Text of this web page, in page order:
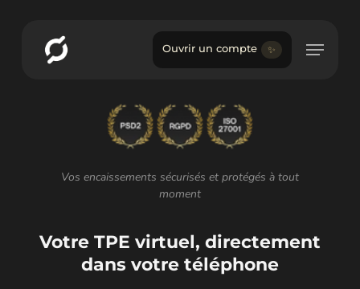
Ouvrir un compte ✨ Menu
Vos encaissements sécurisés et protégés à tout
moment
Votre TPE virtuel, directement
dans votre téléphone